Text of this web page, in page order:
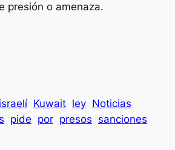
presión o amenaza.
israelí Kuwait ley Noticias
pide por presos sanciones